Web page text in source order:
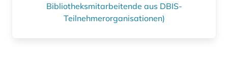
Bibliotheksmitarbeitende aus DBIS-
Teilnehmerorganisationen)